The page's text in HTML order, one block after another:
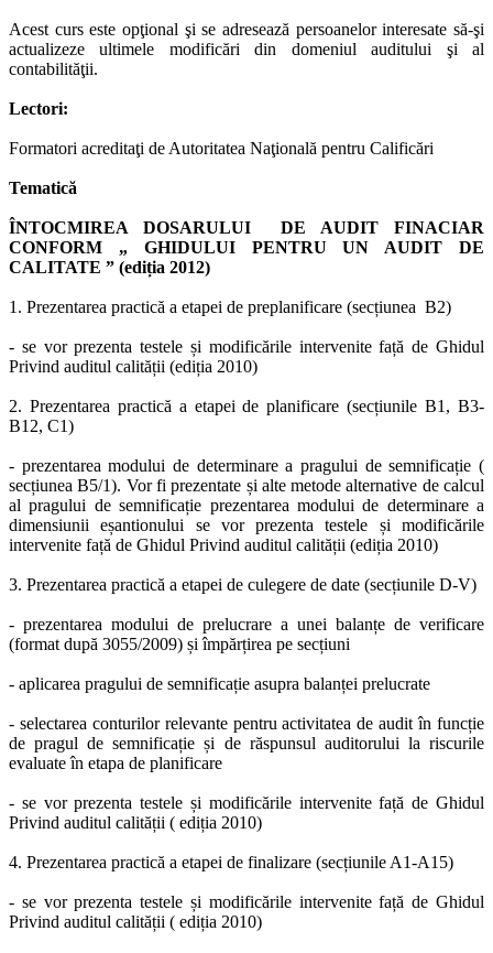
Acest curs este opţional şi se adresează persoanelor interesate să-şi
actualizeze ultimele modificări din domeniul auditului şi al
contabilităţii.
Lectori:
Formatori acreditaţi de Autoritatea Naţională pentru Calificări
Tematică
ÎNTOCMIREA DOSARULUI DE AUDIT FINACIAR
CONFORM „ GHIDULUI PENTRU UN AUDIT DE
CALITATE ” (ediția 2012)
1. Prezentarea practică a etapei de preplanificare (secțiunea B2)
- se vor prezenta testele și modificările intervenite față de Ghidul
Privind auditul calității (ediția 2010)
2. Prezentarea practică a etapei de planificare (secțiunile B1, B3-
B12, C1)
- prezentarea modului de determinare a pragului de semnificație (
secțiunea B5/1). Vor fi prezentate și alte metode alternative de calcul
al pragului de semnificație prezentarea modului de determinare a
dimensiunii eșantionului se vor prezenta testele și modificările
intervenite față de Ghidul Privind auditul calității (ediția 2010)
3. Prezentarea practică a etapei de culegere de date (secțiunile D-V)
- prezentarea modului de prelucrare a unei balanțe de verificare
(format după 3055/2009) și împărțirea pe secțiuni
- aplicarea pragului de semnificație asupra balanței prelucrate
- selectarea conturilor relevante pentru activitatea de audit în funcție
de pragul de semnificație și de răspunsul auditorului la riscurile
evaluate în etapa de planificare
- se vor prezenta testele și modificările intervenite față de Ghidul
Privind auditul calității ( ediția 2010)
4. Prezentarea practică a etapei de finalizare (secțiunile A1-A15)
- se vor prezenta testele și modificările intervenite față de Ghidul
Privind auditul calității ( ediția 2010)